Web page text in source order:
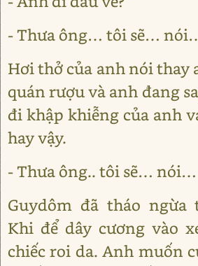
- Thưa ông… tôi sẽ…
Hơi thở của anh nói thay
quán rượu và anh đang
đi khập khiễng của anh
hay vậy.
- Thưa ông.. tôi sẽ… nói…
Guydôm đã tháo
Khi để dây cương vào
chiếc roi da. Anh muốn